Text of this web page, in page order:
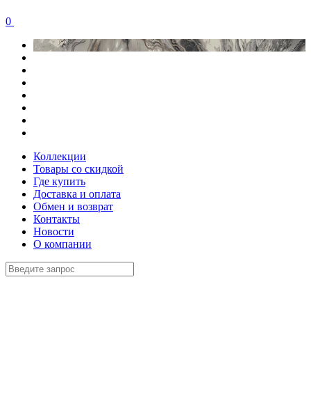
0
Коллекции
Товары со скидкой
Где купить
Доставка и оплата
Обмен и возврат
Контакты
Новости
О компании